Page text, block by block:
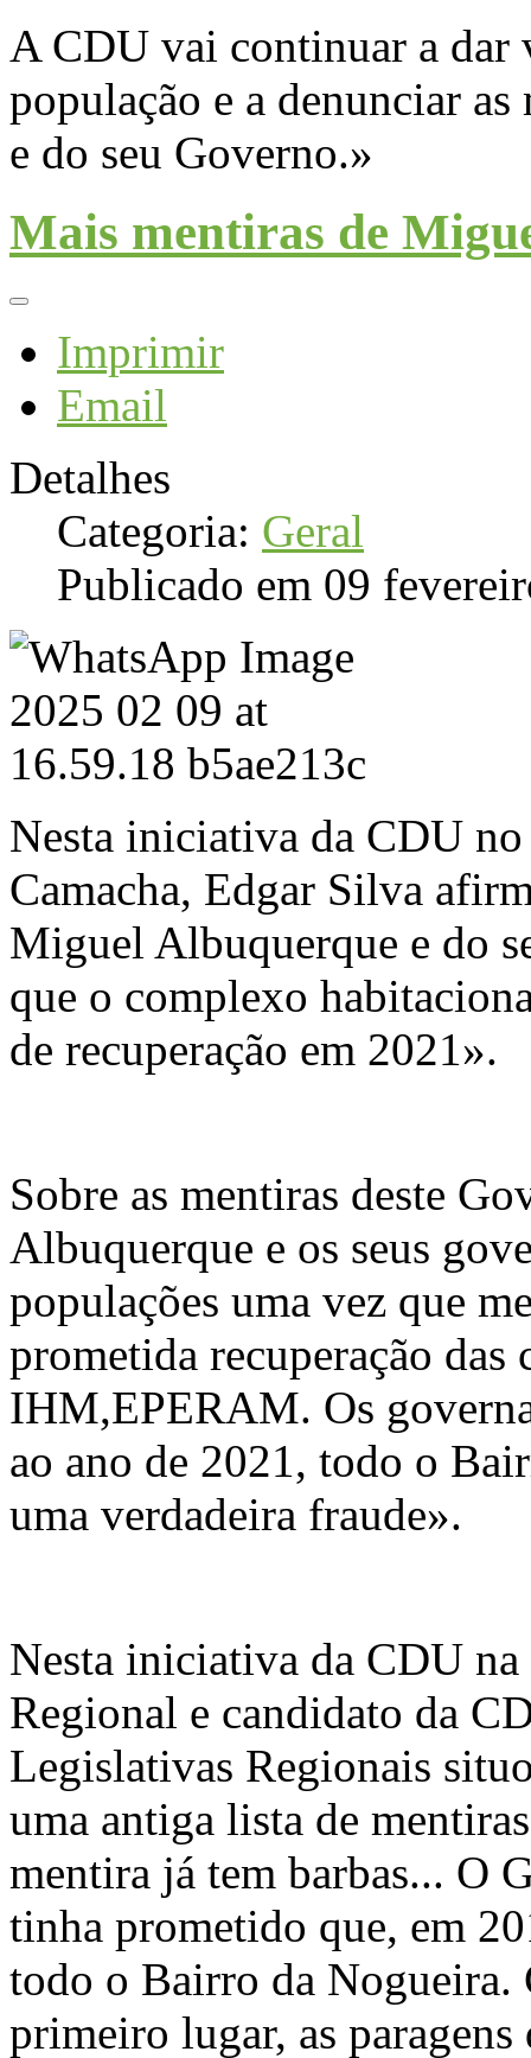
A CDU vai continuar a dar
população e a denunciar
e do seu Governo.»
Mais mentiras de
Imprimir
Email
Detalhes
Categoria: Geral
Publicado em 09
Nesta iniciativa da CDU
Camacha, Edgar Silva
Miguel Albuquerque e do
que o complexo
de recuperação em 2021».
Sobre as mentiras deste
Albuquerque e os seus
populações uma vez que
prometida recuperação das
IHM,EPERAM. Os
ao ano de 2021, todo o
uma verdadeira fraude».
Nesta iniciativa da CDU
Regional e candidato da
Legislativas Regionais
uma antiga lista de
mentira já tem barbas... O
tinha prometido que, em
todo o Bairro da Nogueira.
primeiro lugar, as